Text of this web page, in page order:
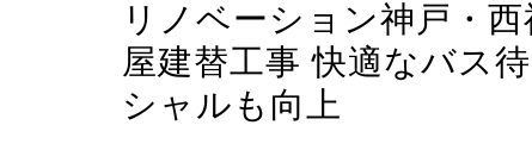
リノベーション神戸・
屋建替工事 快適なバス
シャルも向上